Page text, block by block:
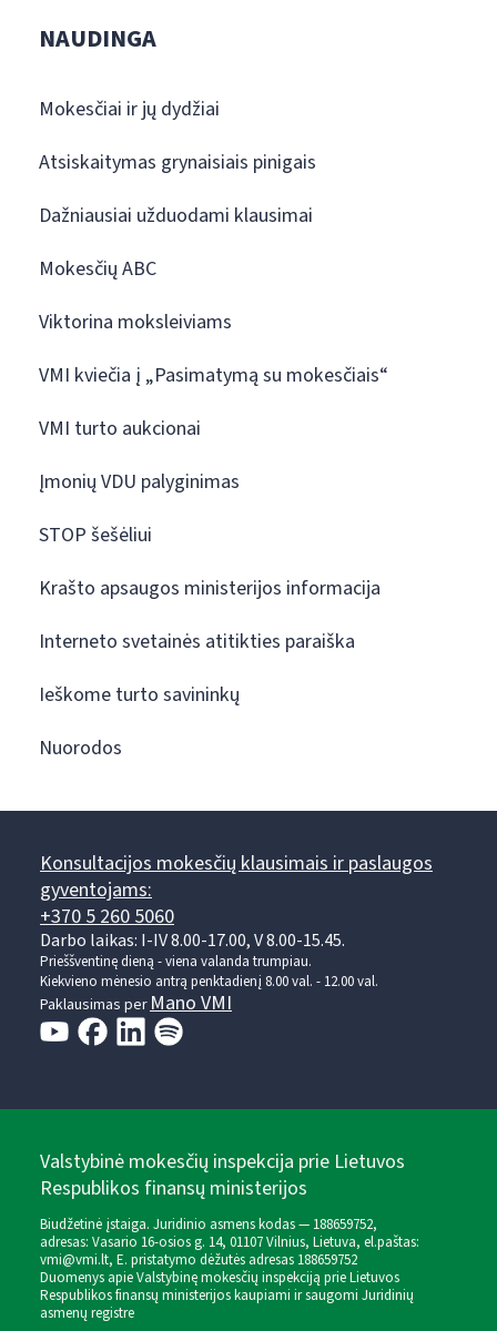
NAUDINGA
Mokesčiai ir jų dydžiai
Atsiskaitymas grynaisiais pinigais
Dažniausiai užduodami klausimai
Mokesčių ABC
Viktorina moksleiviams
VMI kviečia į „Pasimatymą su mokesčiais“
VMI turto aukcionai
Įmonių VDU palyginimas
STOP šešėliui
Krašto apsaugos ministerijos informacija
Interneto svetainės atitikties paraiška
Ieškome turto savininkų
Nuorodos
Konsultacijos mokesčių klausimais ir paslaugos
gyventojams:
+370 5 260 5060
Darbo laikas: I-IV 8.00-17.00, V 8.00-15.45.
Prieššventinę dieną - viena valanda trumpiau.
Kiekvieno mėnesio antrą penktadienį 8.00 val. - 12.00 val.
Paklausimas per Mano VMI
Valstybinė mokesčių inspekcija prie Lietuvos
Respublikos finansų ministerijos
Biudžetinė įstaiga. Juridinio asmens kodas — 188659752,
adresas: Vasario 16-osios g. 14, 01107 Vilnius, Lietuva, el.paštas:
vmi@vmi.lt, E. pristatymo dėžutės adresas 188659752
Duomenys apie Valstybinę mokesčių inspekciją prie Lietuvos
Respublikos finansų ministerijos kaupiami ir saugomi Juridinių
asmenų registre